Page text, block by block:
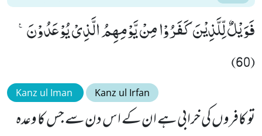
فَوَیْلٌ لِّلَّذِیْنَ كَفَرُوْا مِنْ یَّوْمِهِمُ الَّذِیْ یُوْعَدُوْنَ۠
(60)
Kanz ul Iman Kanz ul Irfan
تو کافروں کی خرابی ہے ان کے اس دن سے جس کا وعدہ